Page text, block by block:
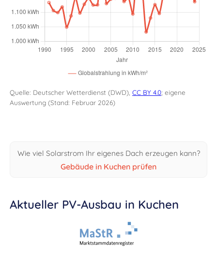
Quelle: Deutscher Wetterdienst (DWD), CC BY 4.0; eigene
Auswertung (Stand: Februar 2026)
Wie viel Solarstrom Ihr eigenes Dach erzeugen kann?
Gebäude in Kuchen prüfen
Aktueller PV-Ausbau in Kuchen